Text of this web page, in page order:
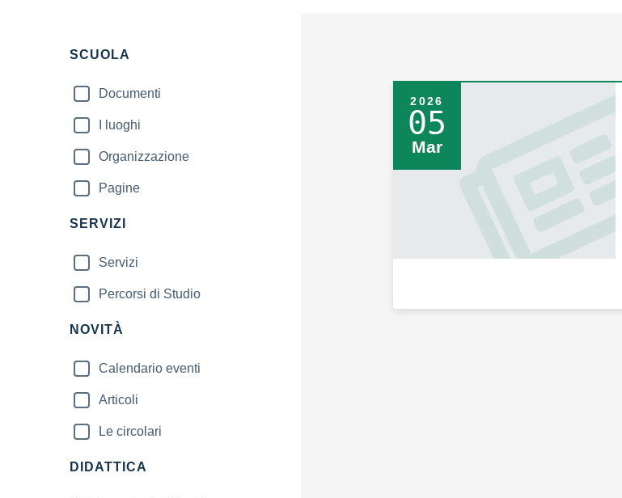
Filtri
SCUOLA
Documenti
I luoghi
Organizzazione
Pagine
SERVIZI
Servizi
Percorsi di Studio
NOVITÀ
Calendario eventi
Articoli
Le circolari
DIDATTICA
2026
05
Mar